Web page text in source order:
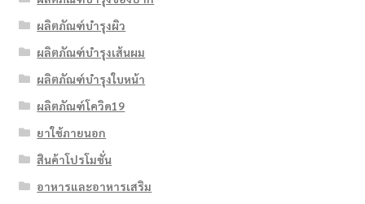
ผลิตภัณฑ์บำรุงผิว
ผลิตภัณฑ์บำรุงเส้นผม
ผลิตภัณฑ์บำรุงใบหน้า
ผลิตภัณฑ์โควิด19
ยาใช้ภายนอก
สินค้าโปรโมชั่น
อาหารและอาหารเสริม